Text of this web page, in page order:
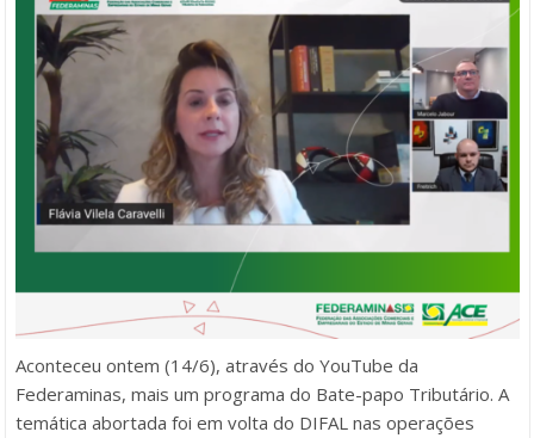
Aconteceu ontem (14/6), através do YouTube da
Federaminas, mais um programa do Bate-papo Tributário. A
temática abortada foi em volta do DIFAL nas operações